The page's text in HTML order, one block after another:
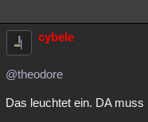
cybele
@theodore
Das leuchtet ein. DA muss